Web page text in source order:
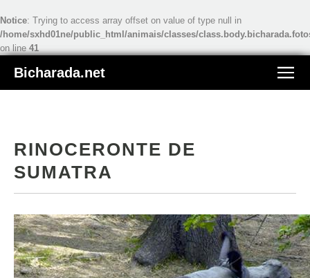
Notice: Trying to access array offset on value of type null in
/home/sxhd01ne/public_html/animais/classes/
on line41
Bicharada.net
RINOCERONTE DE
SUMATRA